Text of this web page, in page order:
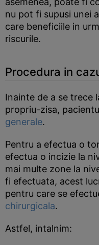
nu pot fi supusi unei
care beneficiile in
riscurile.
Procedura in
Inainte de a se trece
propriu-zisa,
generale.
Pentru a efectua o
efectua o incizie la
mai multe zone la
fi efectuata, acest
pentru care se
chirurgicala.
Astfel, intalnim: